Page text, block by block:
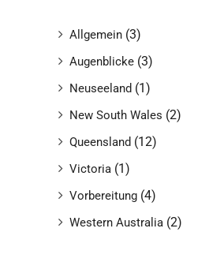
Allgemein (3)
Augenblicke (3)
Neuseeland (1)
New South Wales (2)
Queensland (12)
Victoria (1)
Vorbereitung (4)
Western Australia (2)